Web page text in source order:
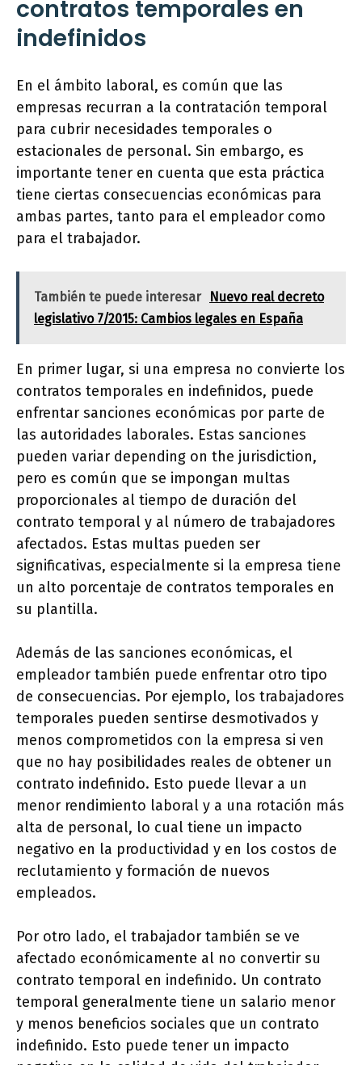
contratos temporales en
indefinidos
En el ámbito laboral, es común que las
empresas recurran a la contratación temporal
para cubrir necesidades temporales o
estacionales de personal. Sin embargo, es
importante tener en cuenta que esta práctica
tiene ciertas consecuencias económicas para
ambas partes, tanto para el empleador como
para el trabajador.
También te puede interesar
Nuevo real decreto
legislativo 7/2015: Cambios legales en España
En primer lugar, si una empresa no convierte los
contratos temporales en indefinidos, puede
enfrentar sanciones económicas por parte de
las autoridades laborales. Estas sanciones
pueden variar depending on the jurisdiction,
pero es común que se impongan multas
proporcionales al tiempo de duración del
contrato temporal y al número de trabajadores
afectados. Estas multas pueden ser
significativas, especialmente si la empresa tiene
un alto porcentaje de contratos temporales en
su plantilla.
Además de las sanciones económicas, el
empleador también puede enfrentar otro tipo
de consecuencias. Por ejemplo, los trabajadores
temporales pueden sentirse desmotivados y
menos comprometidos con la empresa si ven
que no hay posibilidades reales de obtener un
contrato indefinido. Esto puede llevar a un
menor rendimiento laboral y a una rotación más
alta de personal, lo cual tiene un impacto
negativo en la productividad y en los costos de
reclutamiento y formación de nuevos
empleados.
Por otro lado, el trabajador también se ve
afectado económicamente al no convertir su
contrato temporal en indefinido. Un contrato
temporal generalmente tiene un salario menor
y menos beneficios sociales que un contrato
indefinido. Esto puede tener un impacto